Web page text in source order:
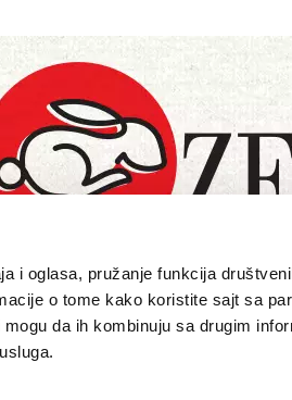
i oglasa, pružanje funkcija
o tome kako koristite sajt sa
da ih kombinuju sa drugim